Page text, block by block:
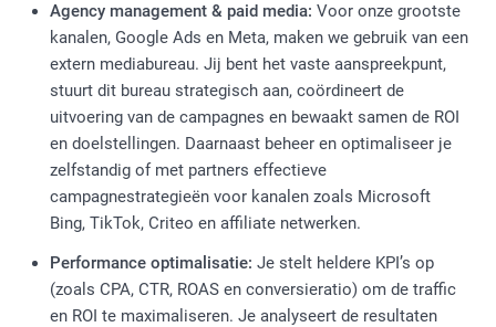
Agency management & paid media: Voor onze grootste
kanalen, Google Ads en Meta, maken we gebruik van een
extern mediabureau. Jij bent het vaste aanspreekpunt,
stuurt dit bureau strategisch aan, coördineert de
uitvoering van de campagnes en bewaakt samen de ROI
en doelstellingen. Daarnaast beheer en optimaliseer je
zelfstandig of met partners effectieve
campagnestrategieën voor kanalen zoals Microsoft
Bing, TikTok, Criteo en affiliate netwerken.
Performance optimalisatie: Je stelt heldere KPI’s op
(zoals CPA, CTR, ROAS en conversieratio) om de traffic
en ROI te maximaliseren. Je analyseert de resultaten